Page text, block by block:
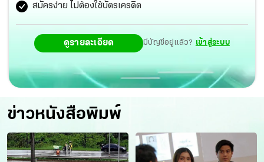
สมัครง่าย ไม่ต้องใช้บัตรเครดิต
ดูรายละเอียด มีบัญชีอยู่แล้ว? เข้าสู่ระบบ
ข่าวหนังสือพิมพ์